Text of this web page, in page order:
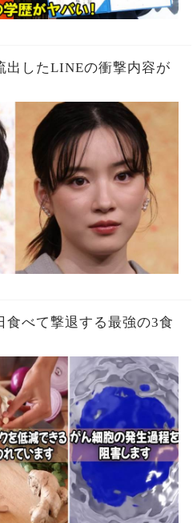
出したLINEの衝撃内容が
食べて撃退する最強の3食